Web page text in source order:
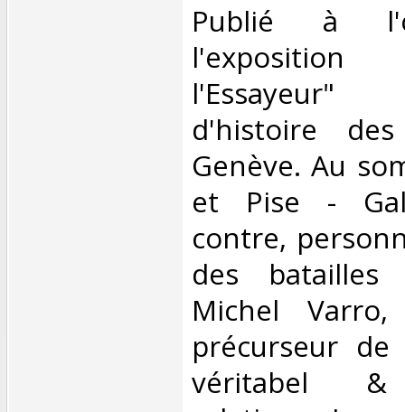
‎Publié à
d'histoire
Genève. Au
et Pise -
contre,
des batailles
Michel
précurseur
véritabel &